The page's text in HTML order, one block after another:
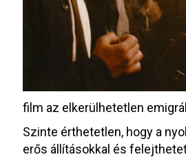
film az elkerülhetetlen
Szinte érthetetlen, hogy a
erős állításokkal és